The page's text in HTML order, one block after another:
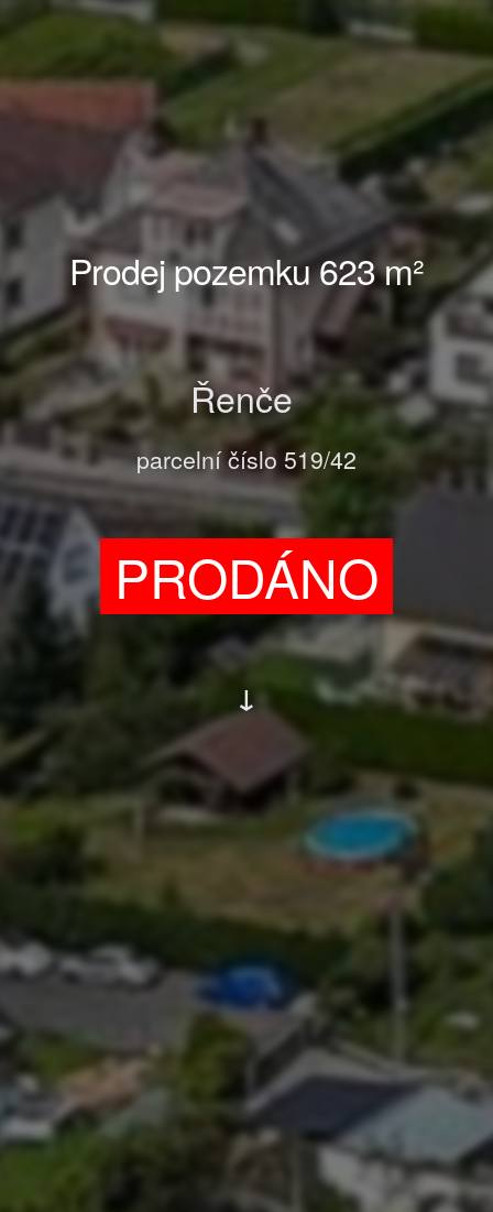
Prodej pozemku 623 m²
Řenče
parcelní číslo 519/42
PRODÁNO
↓